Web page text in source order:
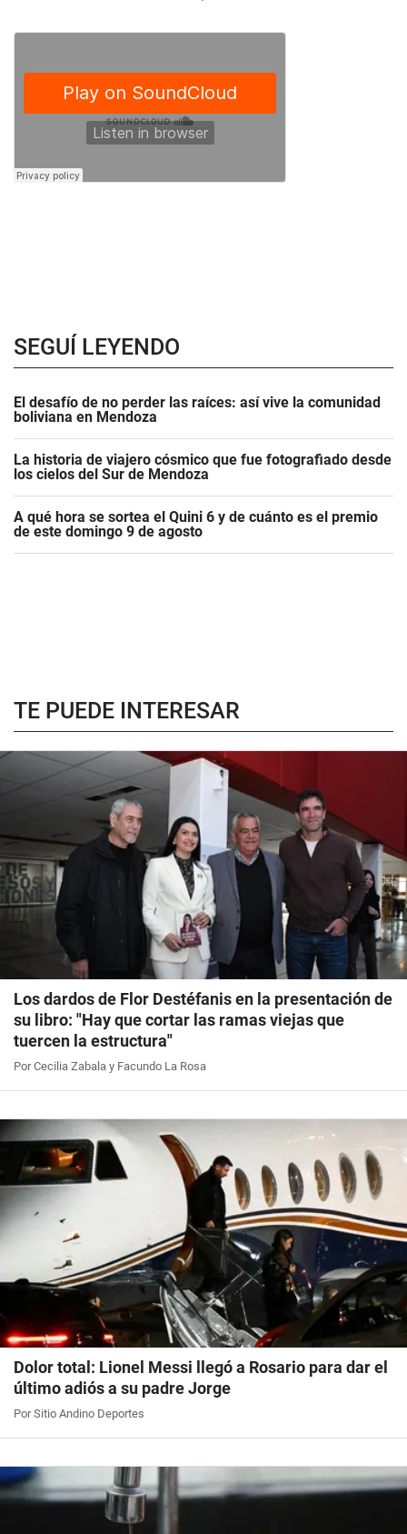
SEGUÍ LEYENDO
El desafío de no perder las raíces: así vive la comunidad
boliviana en Mendoza
La historia de viajero cósmico que fue fotografiado desde
los cielos del Sur de Mendoza
A qué hora se sortea el Quini 6 y de cuánto es el premio
de este domingo 9 de agosto
TE PUEDE INTERESAR
Los dardos de Flor Destéfanis en la presentación de
su libro: "Hay que cortar las ramas viejas que
tuercen la estructura"
Por Cecilia Zabala y Facundo La Rosa
Dolor total: Lionel Messi llegó a Rosario para dar el
último adiós a su padre Jorge
Por Sitio Andino Deportes